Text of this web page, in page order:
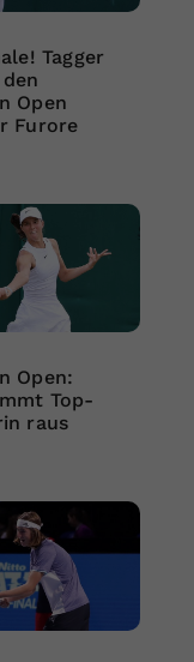
Tagger
Open
Furore
Open:
Top-
raus